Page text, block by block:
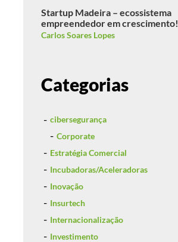
Startup Madeira – ecossistema
empreendedor em crescimento!
Carlos Soares Lopes
Categorias
cibersegurança
Corporate
Estratégia Comercial
Incubadoras/Aceleradoras
Inovação
Insurtech
Internacionalização
Investimento